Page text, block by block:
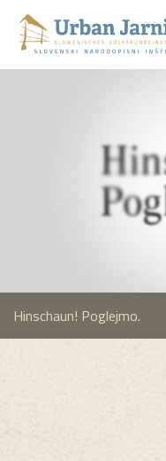
Hinschaun! Poglejmo.